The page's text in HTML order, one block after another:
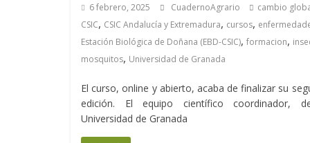
6 febrero, 2025 CuadernoAgrario cambio
CSIC, CSIC Andalucía y Extremadura, cursos,
Estación Biológica de Doñana (EBD-CSIC), formacion,
mosquitos, Universidad de Granada
El curso, online y abierto, acaba de finalizar su
edición. El equipo científico coordinador,
Universidad de Granada